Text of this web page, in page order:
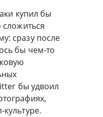
купил бы
сразу после
бы чем-то
бы удвоил